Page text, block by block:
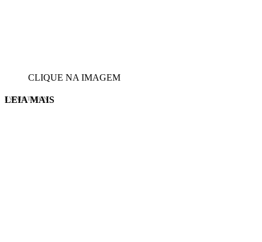
CLIQUE NA IMAGEM
EVINIS TALON
LEIA MAIS